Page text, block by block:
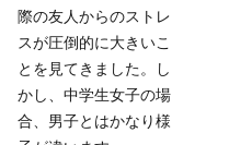
際の友人からのストレ
スが圧倒的に大きいこ
とを見てきました。し
かし、中学生女子の場
合、男子とはかなり様